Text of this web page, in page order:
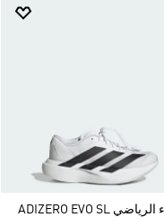
الحذاء الرياضي ADIZERO EVO SL